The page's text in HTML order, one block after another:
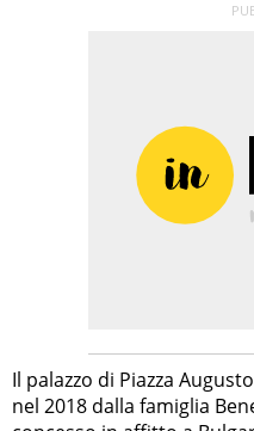
Il palazzo di Piazza
nel 2018 dalla famiglia